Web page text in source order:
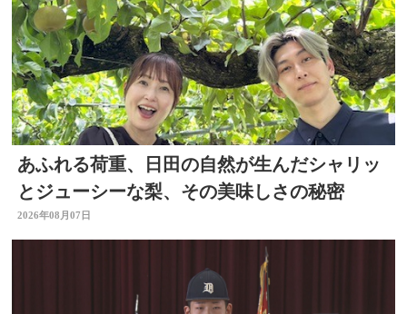
あふれる荷重、日田の自然が生んだシャリッ
とジューシーな梨、その美味しさの秘密
2026年08月07日